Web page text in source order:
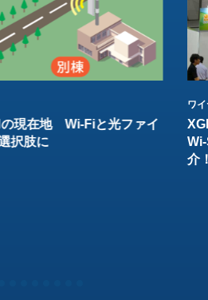
現在地 Wi-Fiと光ファイ
択肢に
ワ
介